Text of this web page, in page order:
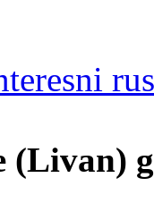
(Livan)